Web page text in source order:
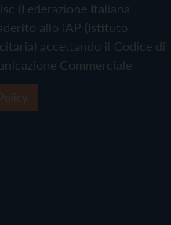
(Federazione Italiana
allo IAP (Istituto
accettando il Codice di
Commerciale